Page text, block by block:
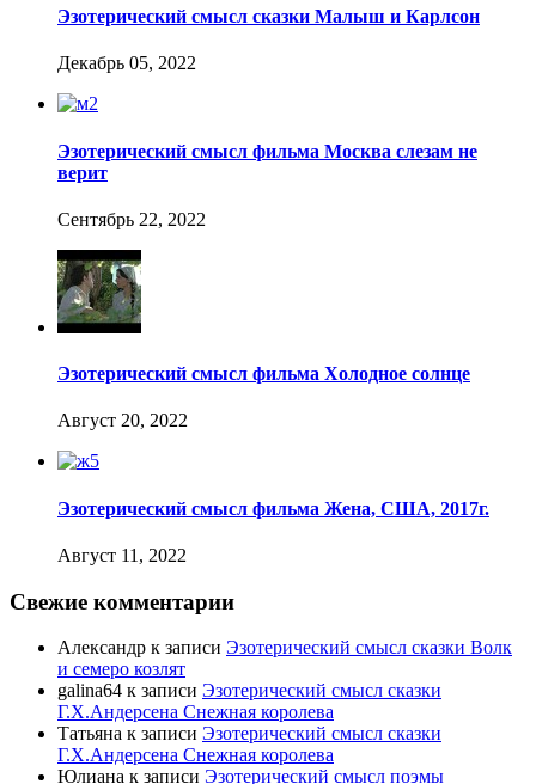
Эзотерический смысл сказки Малыш и Карлсон
Декабрь 05, 2022
Эзотерический смысл фильма Москва слезам не
верит
Сентябрь 22, 2022
Эзотерический смысл фильма Холодное солнце
Август 20, 2022
Эзотерический смысл фильма Жена, США, 2017г.
Август 11, 2022
Свежие комментарии
Александр к записи Эзотерический смысл сказки Волк
и семеро козлят
galina64 к записи Эзотерический смысл сказки
Г.Х.Андерсена Снежная королева
Татьяна к записи Эзотерический смысл сказки
Г.Х.Андерсена Снежная королева
Юлиана к записи Эзотерический смысл поэмы